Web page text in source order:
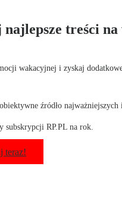
treści na
wakacyjnej i zyskaj
źródło
subskrypcji RP.PL na rok.
teraz!